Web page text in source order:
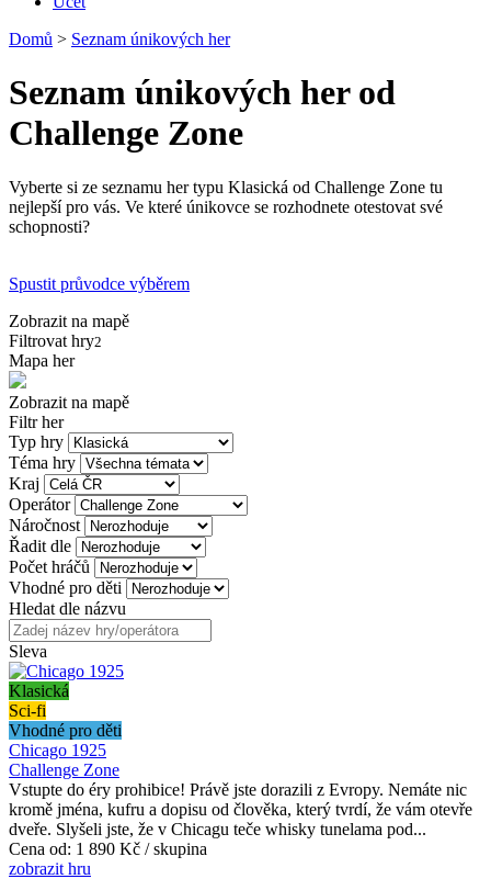
Domů > Seznam únikových her
Seznam únikových her od
Challenge Zone
Vyberte si ze seznamu her typu Klasická od Challenge Zone tu
nejlepší pro vás. Ve které únikovce se rozhodnete otestovat své
schopnosti?
Spustit průvodce výběrem
Zobrazit na mapě
Filtrovat hry2
Mapa her
Zobrazit na mapě
Filtr her
Typ hry
Téma hry
Kraj
Operátor
Náročnost
Řadit dle
Počet hráčů
Vhodné pro děti
Hledat dle názvu
Sleva
Klasická
Sci-fi
Vhodné pro děti
Chicago 1925
Challenge Zone
Vstupte do éry prohibice! Právě jste dorazili z Evropy. Nemáte nic
kromě jména, kufru a dopisu od člověka, který tvrdí, že vám otevře
dveře. Slyšeli jste, že v Chicagu teče whisky tunelama pod...
Cena od: 1 890 Kč / skupina
zobrazit hru